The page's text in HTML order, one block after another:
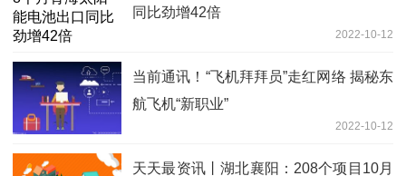
同比劲增42倍
2022-10-12
当前通讯！“飞机拜拜员”走红网络 揭秘东
航飞机“新职业”
2022-10-12
天天最资讯丨湖北襄阳：208个项目10月